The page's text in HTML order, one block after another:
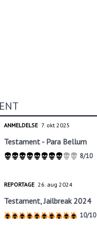
ANMELDELSE 7. okt 2025
Testament - Para Bellum
8/10
REPORTAGE 26. aug 2024
Testament, Jailbreak 2024
10/10